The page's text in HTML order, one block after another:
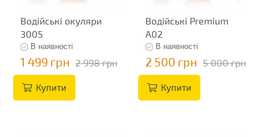
Водійські окуляри
3005
В наявності
1 499 грн 2 998 грн
Купити
Водійські Premium
A02
В наявності
2 500 грн 5 000 грн
Купити